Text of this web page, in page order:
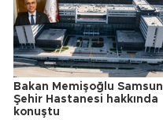
Bakan Memişoğlu Samsun
Şehir Hastanesi hakkında
konuştu